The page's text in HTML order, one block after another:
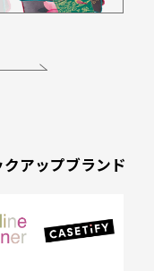
クアップブランド